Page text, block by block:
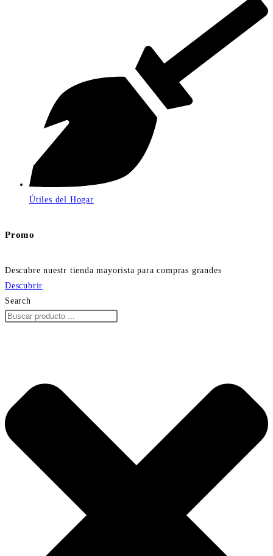
Útiles del Hogar
Promo
Descubre nuestr tienda mayorista para compras grandes
Descubrir
Search